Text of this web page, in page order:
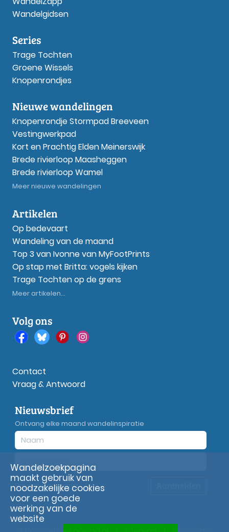
Wandelgidsen
Series
Trage Tochten
Groene Wissels
Knopenrondjes
Nieuwe wandelingen
Knopenrondje Stormpad Breeveen
Vestingwerkpad
Kort en Prachtig Elden Meinerswijk
Brede rivierloop Maasheggen
Brede rivierloop Wamel
Meer nieuwe wandelingen
Artikelen
Op bedevaart
Wandeling van de maand
Top 3 van Ivonne van MyFootPrints
Op stap met Britta: vogels kijken
Trage Tochten op de grens
Meer artikelen...
Volg ons
Contact
Vraag & Antwoord
Nieuwsbrief
Ontvang elke maand wandelinspiratie
Privacyverklaring
Wandelzoekpagina
maakt gebruik van
noodzakelijke cookies
voor een goede
werking van de
website